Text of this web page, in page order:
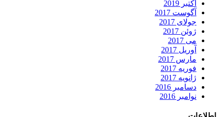
اکتبر 2019
آگوست 2017
جولای 2017
ژوئن 2017
می 2017
آوریل 2017
مارس 2017
فوریه 2017
ژانویه 2017
دسامبر 2016
نوامبر 2016